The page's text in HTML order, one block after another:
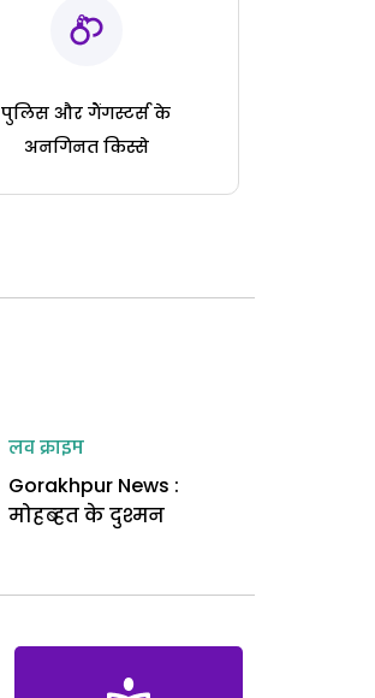
पुलिस और गैंगस्टर्स के
अनगिनत किस्से
लव क्राइम
Gorakhpur News :
मोहब्हत के दुश्मन